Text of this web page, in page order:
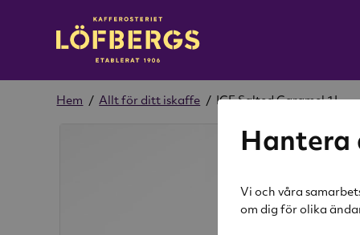
Hantera
Vi och våra
om dig för olika
Hem / Allt för ditt iskaffe / ICE Salted Caramel 1L